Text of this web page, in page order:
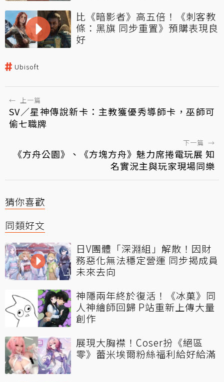
比《暗影者》高五倍！《刺客教
條：黑旗 同步重置》預購表現良
好
Ubisoft
← 上一篇
SV／星神傳說新卡：主教獲優秀導師卡，巫師可
偷七職牌
下一篇 →
《方舟公園》、《方塊方舟》魅力席捲電玩展 知
名實況主與玩家現場同樂
猜你喜歡
同類好文
日V團體「深淵組」解散！因財
務惡化無法穩定營運 同步揭成員
未來去向
神隱兩年終於復活！《冰菓》同
人神繪師回歸 P站重新上傳大量
創作
展現大胸襟！Coser扮《絕區
零》蕾米埃爾粉絲福利給好給滿